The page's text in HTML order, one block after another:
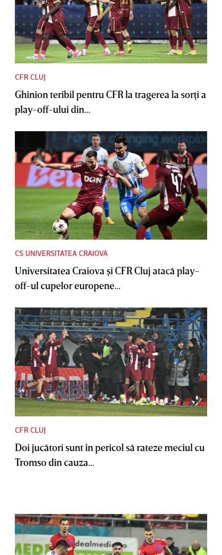
CFR CLUJ
Ghinion teribil pentru CFR la tragerea la sorţi a
play-off-ului din...
CS UNIVERSITATEA CRAIOVA
Universitatea Craiova şi CFR Cluj atacă play-
off-ul cupelor europene...
CFR CLUJ
Doi jucători sunt în pericol să rateze meciul cu
Tromso din cauza...